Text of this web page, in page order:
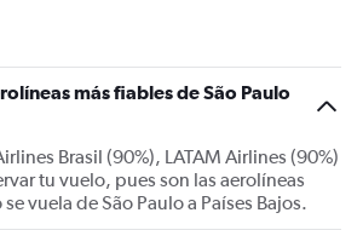
más fiables de São Paulo
Brasil (90%), LATAM Airlines (90%)
tu vuelo, pues son las aerolíneas
vuela de São Paulo a Países Bajos.